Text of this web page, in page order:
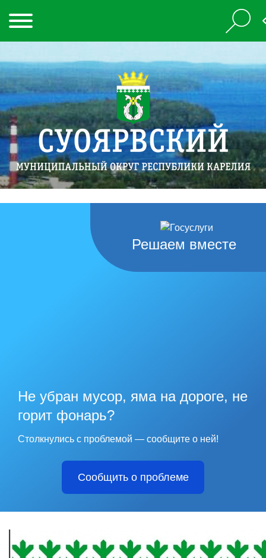
Решаем вместе
Не убран мусор, яма на дороге, не
горит фонарь?
Столкнулись с проблемой — сообщите о ней!
Сообщить о проблеме